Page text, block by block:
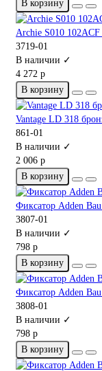
В корзину
Archie S010
3719-01
В наличии ✓
4 272 р
В корзину
Vantage LD 318
861-01
В наличии ✓
2 006 р
В корзину
Фиксатор Adden
3807-01
В наличии ✓
798 р
В корзину
Фиксатор Adden
3808-01
В наличии ✓
798 р
В корзину